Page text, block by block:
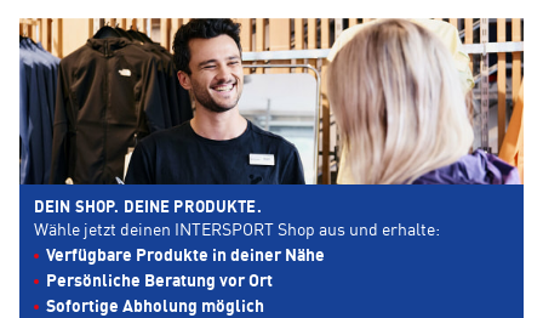
DEIN SHOP. DEINE PRODUKTE.
Wähle jetzt deinen INTERSPORT Shop aus und erhalte:
Verfügbare Produkte in deiner Nähe
Persönliche Beratung vor Ort
Sofortige Abholung möglich